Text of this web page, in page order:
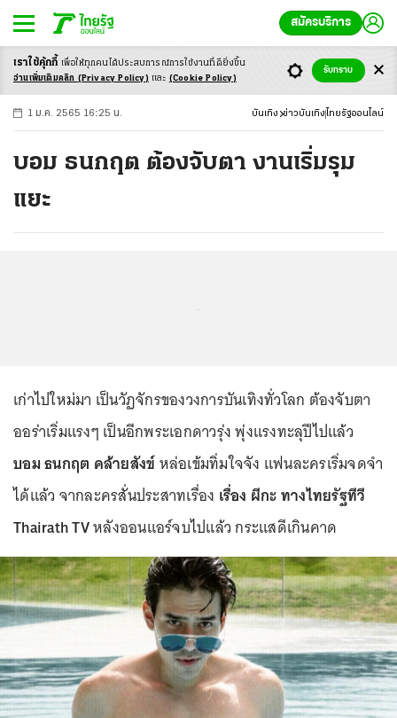
สมัครบริการ
-ก ก ก+
1 ม.ค. 2565 16:25 น. บันเทิง ข่าวบันเทิง ไทยรัฐออนไลน์
บอม ธนกฤต ต้องจับตา งานเริ่มรุม
แยะ
เก่าไปใหม่มา เป็นวัฏจักรของวงการบันเทิงทั่วโลก ต้องจับตา
ออร่าเริ่มแรงๆ เป็นอีกพระเอกดาวรุ่ง พุ่งแรงทะลุปีไปแล้ว
บอม ธนกฤต คล้ายสังข์หล่อเข้มทิ่มใจจัง แฟนละครเริ่มจดจำ
ได้แล้ว จากละครสั่นประสาทเรื่อง เรื่อง ผีกะ ทางไทยรัฐทีวี
Thairath TVหลังออนแอร์จบไปแล้ว กระแสดีเกินคาด
เราใช้คุ้กกี้ เพื่อให้ทุกคนได้ประสบการณ์การใช้งานที่ดียิ่งขึ้น
อ่านเพิ่มเติมคลิก (Privacy Policy) และ (Cookie Policy)
รับทราบ